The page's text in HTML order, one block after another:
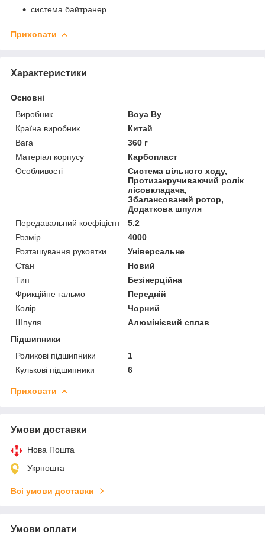
система байтранер
Приховати
Характеристики
Основні
Виробник
Boya By
Країна виробник
Китай
Вага
360 г
Матеріал корпусу
Карбопласт
Особливості
Система вільного ходу,
Протизакручиваючий ролік
лісовкладача,
Збалансований ротор,
Додаткова шпуля
Передавальний коефіцієнт
5.2
Розмір
4000
Розташування рукоятки
Універсальне
Стан
Новий
Тип
Безінерційна
Фрикційне гальмо
Передній
Колір
Чорний
Шпуля
Алюмінієвий сплав
Підшипники
Роликові підшипники
1
Кулькові підшипники
6
Приховати
Умови доставки
Нова Пошта
Укрпошта
Всі умови доставки
Умови оплати